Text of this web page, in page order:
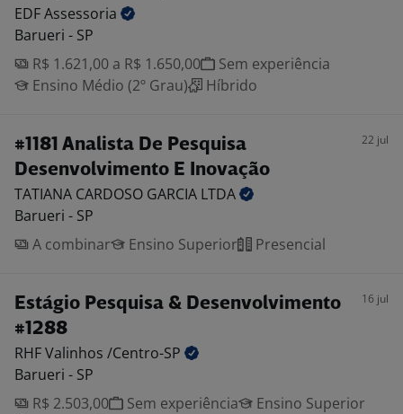
EDFAssessoria
Barueri - SP
R$ 1.621,00 a R$ 1.650,00
Sem experiência
Ensino Médio (2º Grau)
Híbrido
#1181 Analista De Pesquisa
Desenvolvimento E Inovação
22 jul
TATIANA CARDOSO GARCIA LTDA
Barueri - SP
A combinar
Ensino Superior Presencial
Estágio Pesquisa & Desenvolvimento
#1288
16 jul
RHF Valinhos /Centro-SP
Barueri - SP
R$ 2.503,00
Sem experiência
Ensino Superior